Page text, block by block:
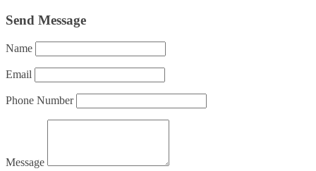
Send Message
Name
Email
Phone Number
Message